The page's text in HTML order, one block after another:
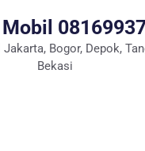
Bogor, Depok,
Bekasi